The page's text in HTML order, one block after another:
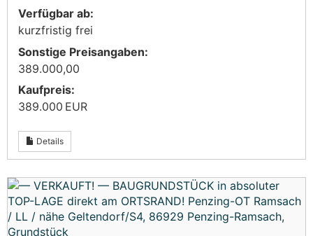
Verfügbar ab:
kurzfristig frei
Sonstige Preisangaben:
389.000,00
Kaufpreis:
389.000 EUR
Details